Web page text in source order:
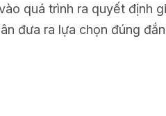
quá trình ra quyết định
đưa ra lựa chọn đúng